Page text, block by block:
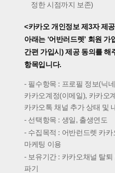
정한 시점까지 보존)
<카카오 개인정보 제3자 제
아래는 ‘어반러드렛’ 회원
간편 가입시) 제공 동의를 해
항목입니다.
- 필수항목 : 프로필 정보(닉
카카오계정(이메일), 카카오
카카오톡 채널 추가 상태 및
- 선택항목 : 생일, 출생연도
- 수집목적 : 어반런드렛 카
마케팅 이용
- 보유기간 : 카카오채널 탈
파기